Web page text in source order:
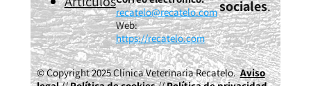
recatelo@recatelo.com
Web:
https://recatelo.com
sociales.
© Copyright 2025 Clínica Veterinaria Recatelo.Aviso